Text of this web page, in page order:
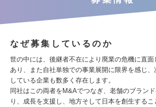
なぜ募集しているのか
世の中には、後継者不在により廃業の危機に直
あり、また自社単独での事業展開に限界を感じ
している企業も数多く存在します。
同社はこの両者をM&Aでつなぎ、老舗のブラン
り、成長を支援し、地方そして日本を創生するこ